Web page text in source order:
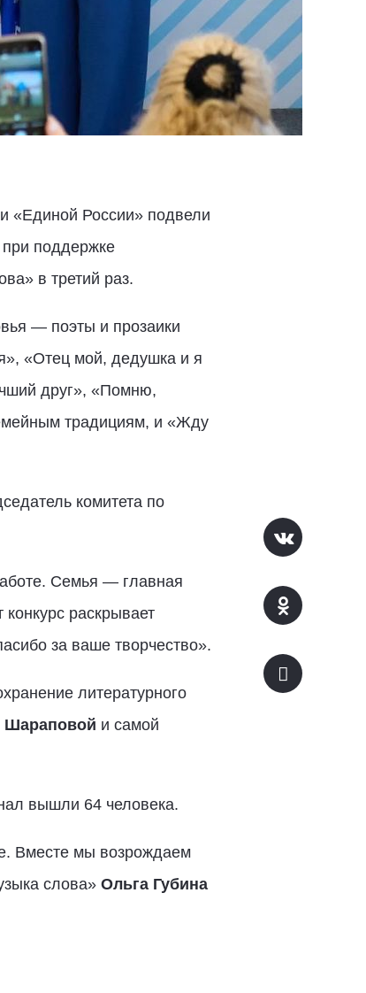
«Единой России» подвели
при поддержке
в третий раз.
— поэты и прозаики
«Отец мой, дедушка и я
друг», «Помню,
традициям, и «Жду
комитета по
Семья — главная
раскрывает
за ваше творчество».
литературного
Шараповой и самой
вышли 64 человека.
Вместе мы возрождаем
слова» Ольга Губина